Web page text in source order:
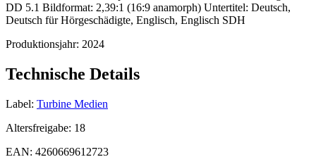
DD 5.1 Bildformat: 2,39:1 (16:9 anamorph) Untertitel: Deutsch,
Deutsch für Hörgeschädigte, Englisch, Englisch SDH
Produktionsjahr: 2024
Technische Details
Label: Turbine Medien
Altersfreigabe: 18
EAN: 4260669612723